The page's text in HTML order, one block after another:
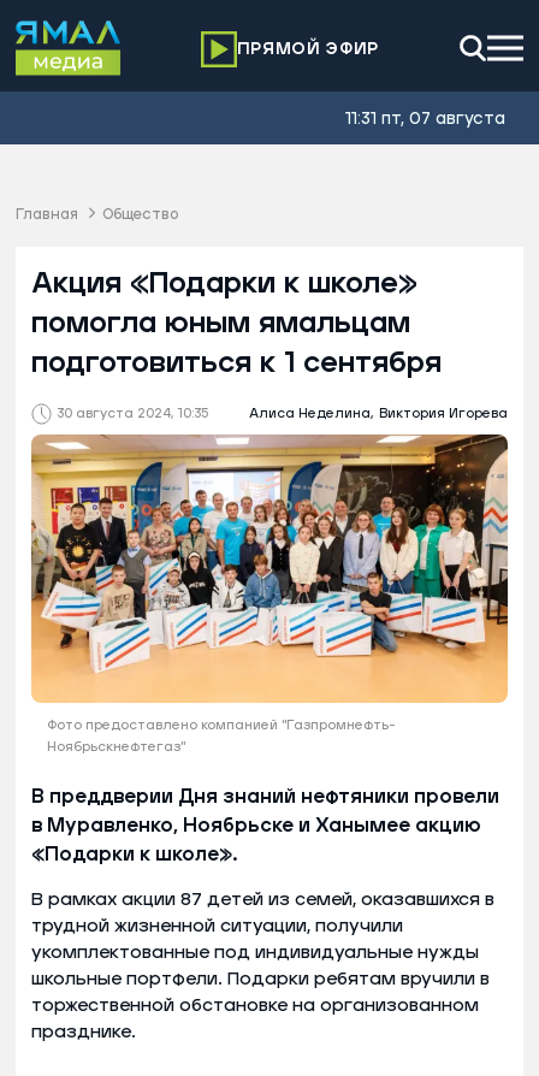
ПРЯМОЙ ЭФИР
11:31 пт, 07 августа
Главная Общество
30 августа 2024, 10:35 Алиса Неделина, Виктория Игорева
Акция «Подарки к школе»
помогла юным ямальцам
подготовиться к 1 сентября
Фото предоставлено компанией "Газпромнефть-
Ноябрьскнефтегаз"
В преддверии Дня знаний нефтяники провели
в Муравленко, Ноябрьске и Ханымее акцию
«Подарки к школе».
В рамках акции 87 детей из семей, оказавшихся в
трудной жизненной ситуации, получили
укомплектованные под индивидуальные нужды
школьные портфели. Подарки ребятам вручили в
торжественной обстановке на организованном
празднике.